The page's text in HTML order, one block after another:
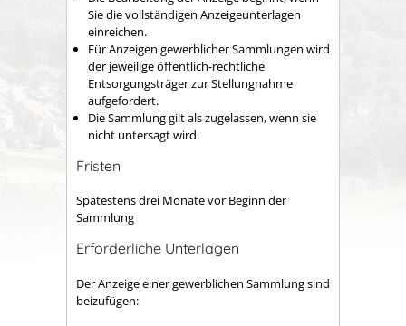
Sie die vollständigen Anzeigeunterlagen
einreichen.
Für Anzeigen gewerblicher Sammlungen wird
der jeweilige öffentlich-rechtliche
Entsorgungsträger zur Stellungnahme
aufgefordert.
Die Sammlung gilt als zugelassen, wenn sie
nicht untersagt wird.
Fristen
Spätestens drei Monate vor Beginn der
Sammlung
Erforderliche Unterlagen
Der Anzeige einer gewerblichen Sammlung sind
beizufügen: